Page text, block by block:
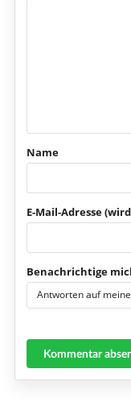
Name
E-Mail-Adresse
Benachrichtige
Antworten auf
Kommentar